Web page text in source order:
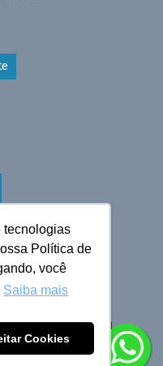
tecnologias
Política de
você
Saiba mais
Cookies
2025 Cruzeiro do Sul